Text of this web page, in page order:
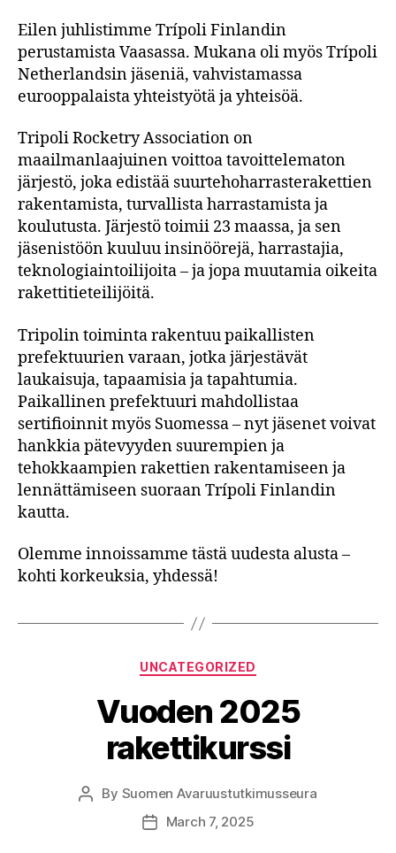
Eilen juhlistimme Trípoli Finlandin
perustamista Vaasassa. Mukana oli myös Trípoli
Netherlandsin jäseniä, vahvistamassa
eurooppalaista yhteistyötä ja yhteisöä.
Tripoli Rocketry Association on
maailmanlaajuinen voittoa tavoittelematon
järjestö, joka edistää suurtehoharrasterakettien
rakentamista, turvallista harrastamista ja
koulutusta. Järjestö toimii 23 maassa, ja sen
jäsenistöön kuuluu insinöörejä, harrastajia,
teknologiaintoilijoita – ja jopa muutamia oikeita
rakettitieteilijöitä.
Tripolin toiminta rakentuu paikallisten
prefektuurien varaan, jotka järjestävät
laukaisuja, tapaamisia ja tapahtumia.
Paikallinen prefektuuri mahdollistaa
sertifioinnit myös Suomessa – nyt jäsenet voivat
hankkia pätevyyden suurempien ja
tehokkaampien rakettien rakentamiseen ja
lennättämiseen suoraan Trípoli Finlandin
kautta.
Olemme innoissamme tästä uudesta alusta –
kohti korkeuksia, yhdessä!
Categories
UNCATEGORIZED
Vuoden 2025
rakettikurssi
Post
By Suomen Avaruustutkimusseura
PostMarch 7, 2025